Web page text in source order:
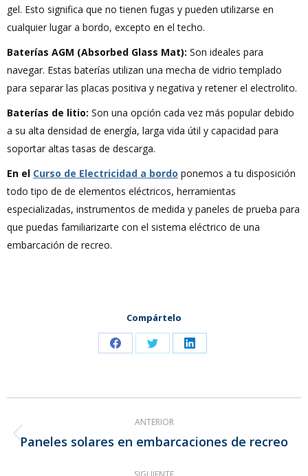
gel. Esto significa que no tienen fugas y pueden utilizarse en
cualquier lugar a bordo, excepto en el techo.
Baterías AGM (Absorbed Glass Mat): Son ideales para
navegar. Estas baterías utilizan una mecha de vidrio templado
para separar las placas positiva y negativa y retener el electrolito.
Baterías de litio: Son una opción cada vez más popular debido
a su alta densidad de energía, larga vida útil y capacidad para
soportar altas tasas de descarga.
En el Curso de Electricidad a bordo ponemos a tu disposición
todo tipo de de elementos eléctricos, herramientas
especializadas, instrumentos de medida y paneles de prueba para
que puedas familiarizarte con el sistema eléctrico de una
embarcación de recreo.
Compártelo
Share
Facebook
Share
Twitter
Share
LinkedIn
entre
ANTERIOR
Publicación
Paneles solares en embarcaciones de recreo